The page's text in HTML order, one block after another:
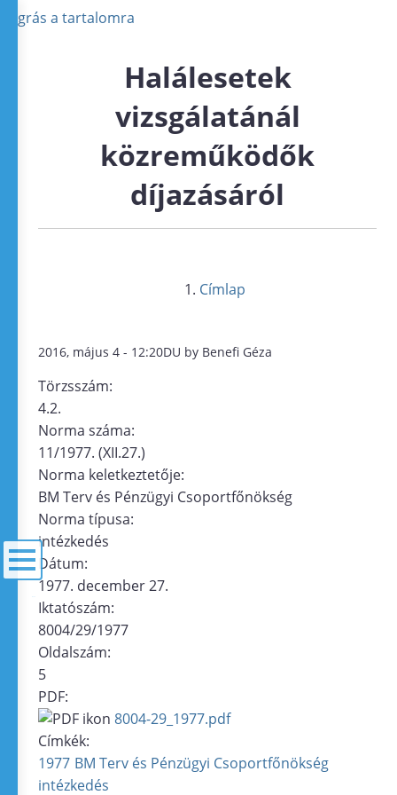
Ugrás a tartalomra
Halálesetek
vizsgálatánál
közreműködők
díjazásáról
Címlap
2016, május 4 - 12:20DU by Benefi Géza
Törzsszám:
4.2.
Norma száma:
11/1977. (XII.27.)
Norma keletkeztetője:
BM Terv és Pénzügyi Csoportfőnökség
Norma típusa:
intézkedés
Dátum:
1977. december 27.
Iktatószám:
8004/29/1977
Oldalszám:
5
PDF:
8004-29_1977.pdf
Címkék:
1977 BM Terv és Pénzügyi Csoportfőnökség
intézkedés